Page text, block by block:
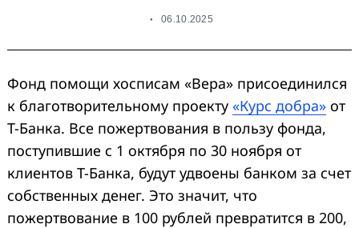
06.10.2025
Фонд помощи хосписам «Вера» присоединился
к благотворительному проекту «Курс добра» от
Т-Банка. Все пожертвования в пользу фонда,
поступившие с 1 октября по 30 ноября от
клиентов Т-Банка, будут удвоены банком за счет
собственных денег. Это значит, что
пожертвование в 100 рублей превратится в 200,